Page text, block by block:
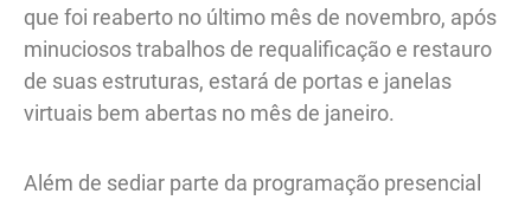
que foi reaberto no último mês de novembro, após
minuciosos trabalhos de requalificação e restauro
de suas estruturas, estará de portas e janelas
virtuais bem abertas no mês de janeiro.
Além de sediar parte da programação presencial